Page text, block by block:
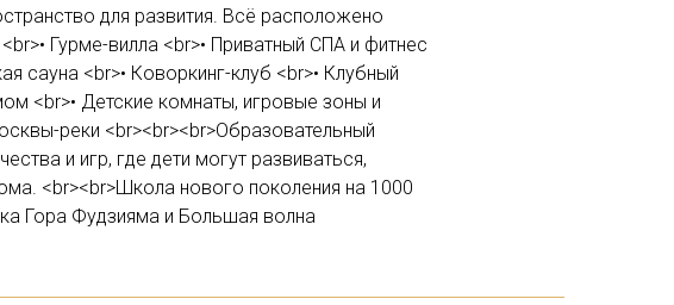
для развития. Всё расположено
Гурме-вилла <br>• Приватный СПА и фитнес
сауна <br>• Коворкинг-клуб <br>• Клубный
<br>• Детские комнаты, игровые зоны и
реки <br><br><br>Образовательный
и игр, где дети могут развиваться,
<br><br>Школа нового поколения на 1000
Гора Фудзияма и Большая волна